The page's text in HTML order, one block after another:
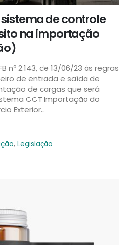
de controle
na importação
nº 2.143, de 13/06/23 às regras
de entrada e saída de
de cargas que será
CCT Importação do
Exterior...
, Legislação